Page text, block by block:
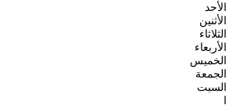
الأحد
الأثنين
الثلاثاء
الأربعاء
الخميس
الجمعة
السبت
ا